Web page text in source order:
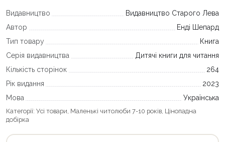
Видавництво
Видавництво Старого Лева
Автор
Енді Шепард
Тип товару
Книга
Серія видавництва
Дитячі книги для читання
Кількість сторінок
264
Рік видання
2023
Мова
Українська
Категорії: Усі товари Маленькі читолюби 7-10 років Цінопадна
добірка